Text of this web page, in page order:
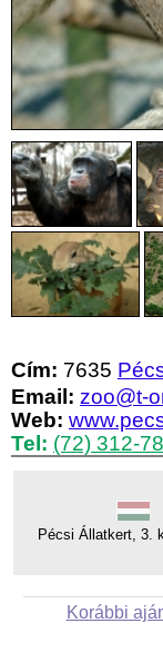
Cím: 7635
Email: zoo@t-
Web:
Tel: (72) 312-
Pécsi Állatkert, 3.
Korábbi